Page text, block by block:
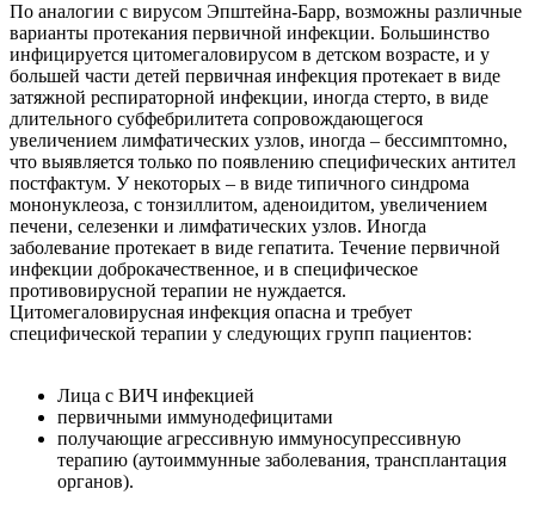
По аналогии с вирусом Эпштейна-Барр, возможны различные
варианты протекания первичной инфекции. Большинство
инфицируется цитомегаловирусом в детском возрасте, и у
большей части детей первичная инфекция протекает в виде
затяжной респираторной инфекции, иногда стерто, в виде
длительного субфебрилитета сопровождающегося
увеличением лимфатических узлов, иногда – бессимптомно,
что выявляется только по появлению специфических антител
постфактум. У некоторых – в виде типичного синдрома
мононуклеоза, с тонзиллитом, аденоидитом, увеличением
печени, селезенки и лимфатических узлов. Иногда
заболевание протекает в виде гепатита. Течение первичной
инфекции доброкачественное, и в специфическое
противовирусной терапии не нуждается.
Цитомегаловирусная инфекция опасна и требует
специфической терапии у следующих групп пациентов:
Лица с ВИЧ инфекцией
первичными иммунодефицитами
получающие агрессивную иммуносупрессивную
терапию (аутоиммунные заболевания, трансплантация
органов).